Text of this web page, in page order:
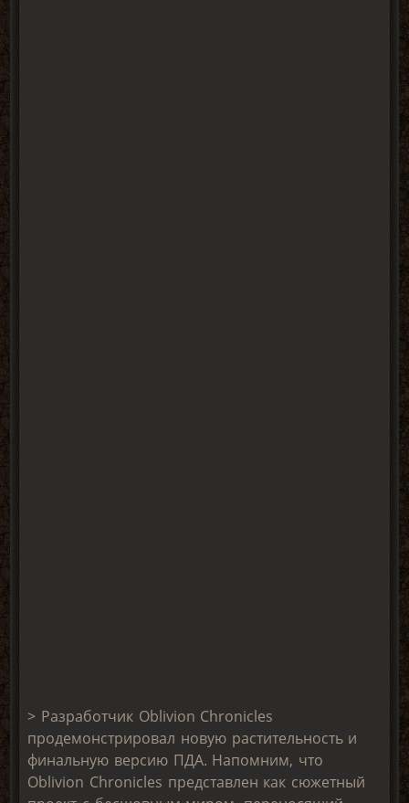
> Разработчик Oblivion Chronicles
продемонстрировал новую растительность и
финальную версию ПДА. Напомним, что
Oblivion Chronicles представлен как сюжетный